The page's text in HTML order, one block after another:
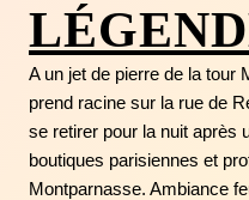
A un jet de pierre de la tour
prend racine sur la rue de
se retirer pour la nuit après
boutiques parisiennes et
Montparnasse. Ambiance